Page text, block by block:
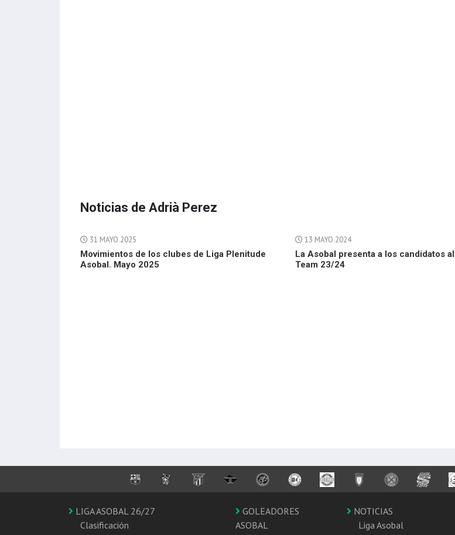
Noticias de Adrià Perez
31 MAYO 2025
Movimientos de los clubes de Liga Plenitude
Asobal. Mayo 2025
13 MAYO 2024
La Asobal presenta a los candidatos
Team 23/24
LIGA ASOBAL 26/27
Clasificación
GOLEADORES
ASOBAL
NOTICIAS
Liga Asobal